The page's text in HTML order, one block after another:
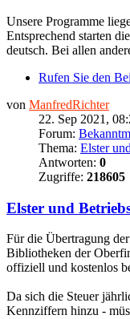
Unsere Programme
Entsprechend starten
deutsch. Bei allen
Rufen Sie den
von ManfredRichter
22. Sep 2021,
Forum:
Thema: Elster
Antworten: 0
Zugriffe: 218605
Elster und
Für die Übertragung
Bibliotheken der
offiziell und kostenlos
Da sich die Steuer
Kennziffern hinzu -